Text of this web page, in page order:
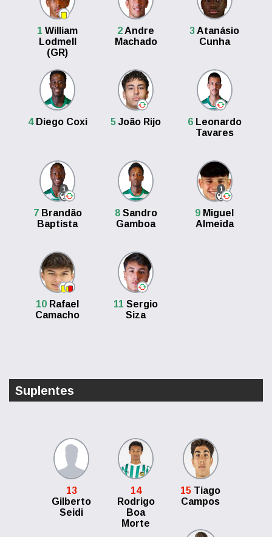
1 William
Lodmell
(GR)
2Andre
Machado
3Atanásio
Cunha
4Diego Coxi 5 João Rijo 6Leonardo
Tavares
1
7Brandão
Baptista
8Sandro
Gamboa
1
9 Miguel
Almeida
10 Rafael
Camacho
11 Sergio
Siza
Suplentes
13
Gilberto
Seidi
14
Rodrigo
Boa
Morte
15 Tiago
Campos